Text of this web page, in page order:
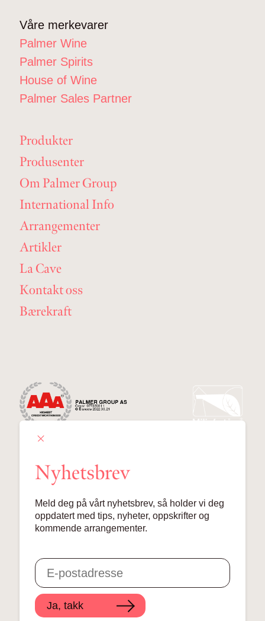
Våre merkevarer
Palmer Wine
Palmer Spirits
House of Wine
Palmer Sales Partner
Produkter
Produsenter
Om Palmer Group
International Info
Arrangementer
Artikler
La Cave
Kontakt oss
Bærekraft
Lille Grensen 7, 0159 Oslo
© 2024 Palmer Group AS
Nyhetsbrev
Meld deg på vårt nyhetsbrev, så holder vi deg
oppdatert med tips, nyheter, oppskrifter og
kommende arrangementer.
Ja, takk